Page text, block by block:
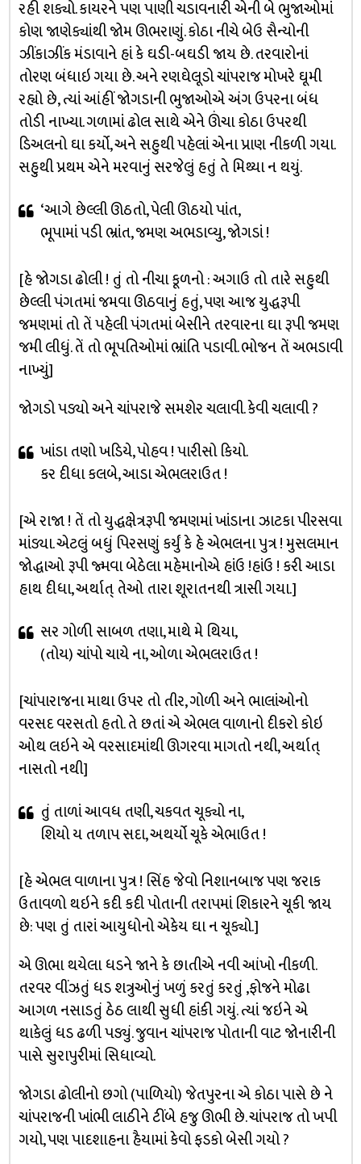
રહી શક્યો. કાયરને પણ પાણી ચડાવનારી એની બે ભુજાઓમાં
કોણ જાણેક્યાંથી જોમ ઊભરાણું. કોઠા નીચે બેઉ સૈન્યોની
ઝીંકાઝીંક મંડાવાને હાં કે ઘડી-બઘડી જાય છે. તરવારોનાં
તોરણ બંધાઇ ગયા છે. અને રણઘેલૂડો ચાંપરાજ મોખરે ઘૂમી
રહ્યો છે, ત્યાં આંહીં જોગડાની ભુજાઓએ અંગ ઉપરના બંધ
તોડી નાખ્યા. ગળામાં ઢોલ સાથે એને ઊંચા કોઠા ઉપરથી
ડિઅલનો ઘા કર્યો, અને સહુથી પહેલાં એના પ્રાણ નીકળી ગયા.
સહુથી પ્રથમ એને મરવાનું સરજેલું હતું તે મિથ્યા ન થયું.
‘આગે છેલ્લી ઊઠતો, પેલી ઊઠયો પાંત,
ભૂપામાં પડી ભ્રાંત, જમણ અભડાવ્યુ, જોગડાં !
[હે જોગડા ઢોલી ! તું તો નીચા કૂળનો : અગાઉ તો તારે સહુથી
છેલ્લી પંગતમાં જમવા ઊઠવાનું હતું, પણ આજ યુદ્ધરૂપી
જમણમાં તો તેં પહેલી પંગતમાં બેસીને તરવારના ઘા રૂપી જમણ
જમી લીધું. તેં તો ભૂપતિઓમાં ભ્રાંતિ પડાવી. ભોજન તેં અભડાવી
નાખ્યું]
જોગડો પડ્યો અને ચાંપરાજે સમશેર ચલાવી. કેવી ચલાવી ?
ખાંડા તણો ખડિયે, પોહવ ! પારીસો કિયો.
કર દીધા કલબે, આડા એભલરાઉત !
[એ રાજા ! તેં તો યુદ્ધક્ષેત્રરૂપી જમણમાં ખાંડાના ઝાટકા પીરસવા
માંડ્યા. એટલું બધું પિરસણું કર્યું કે હે એભલના પુત્ર ! મુસલમાન
જોદ્ધાઓ રૂપી જ્મવા બેઠેલા મહેમાનોએ હાંઉ !હાંઉ ! કરી આડા
હાથ દીધા, અર્થાત્ તેઓ તારા શૂરાતનથી ત્રાસી ગયા.]
સર ગોળી સાબળ તણા, માથે મે થિયા,
(તોય) ચાંપો ચાયે ના, ઓળા એભલરાઉત !
[ચાંપારાજના માથા ઉપર તો તીર, ગોળી અને ભાલાંઓનો
વરસદ વરસતો હતો. તે છતાં એ એભલ વાળાનો દીકરો કોઇ
ઓથ લઇને એ વરસાદમાંથી ઊગરવા માગતો નથી, અર્થાત્
નાસતો નથી]
તું તાળાં આવધ તણી, ચકવત ચૂક્યો ના,
શિયો ય તળાપ સદા, અથર્યો ચૂકે એભાઉત !
[હે એભલ વાળાના પુત્ર ! સિંહ જેવો નિશાનબાજ પણ જરાક
ઉતાવળો થઇને કદી કદી પોતાની તરાપમાં શિકારને ચૂકી જાય
છે: પણ તું તારાં આયુધોનો એકેય ઘા ન ચૂક્યો.]
એ ઊભા થયેલા ધડને જાને કે છાતીએ નવી આંખો નીકળી.
તરવર વીંઝતું ધડ શત્રુઓનું ખળું કરતું કરતું ,ફોજને મોઢા
આગળ નસાડતું ઠેઠ લાથી સુધી હાંકી ગયું. ત્યાં જઇને એ
થાકેલું ધડ ઢળી પડ્યું. જુવાન ચાંપરાજ પોતાની વાટ જોનારીની
પાસે સુરાપુરીમાં સિધાવ્યો.
જોગડા ઢોલીનો છગો (પાળિયો) જેતપુરના એ કોઠા પાસે છે ને
ચાંપરાજની ખાંભી લાઠીને ટીંબે હજુ ઊભી છે. ચાંપરાજ તો ખપી
ગયો, પણ પાદશાહના હૈયામાં કેવો ફડકો બેસી ગયો ?